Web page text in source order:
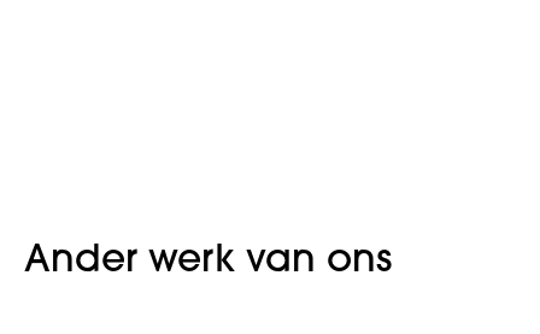
Ander werk van ons